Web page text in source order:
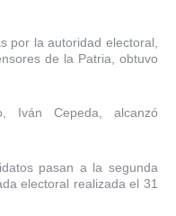
por la autoridad electoral,
de la Patria, obtuvo
Iván Cepeda, alcanzó
pasan a la segunda
electoral realizada el 31